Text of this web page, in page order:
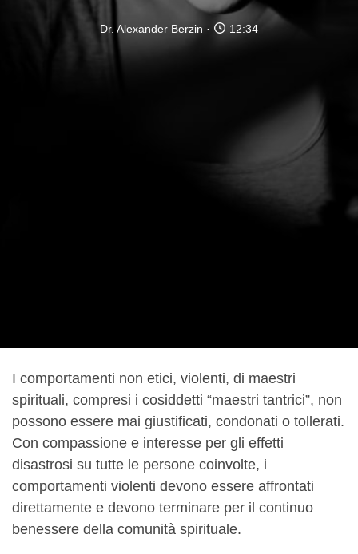
Dr. Alexander Berzin 12:34
I comportamenti non etici, violenti, di maestri
spirituali, compresi i cosiddetti “maestri tantrici”, non
possono essere mai giustificati, condonati o tollerati.
Con compassione e interesse per gli effetti
disastrosi su tutte le persone coinvolte, i
comportamenti violenti devono essere affrontati
direttamente e devono terminare per il continuo
benessere della comunità spirituale.